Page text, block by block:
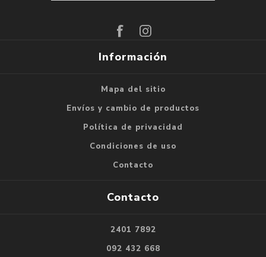
Información
Mapa del sitio
Envíos y cambio de productos
Política de privacidad
Condiciones de uso
Contacto
Contacto
2401 7892
092 432 668